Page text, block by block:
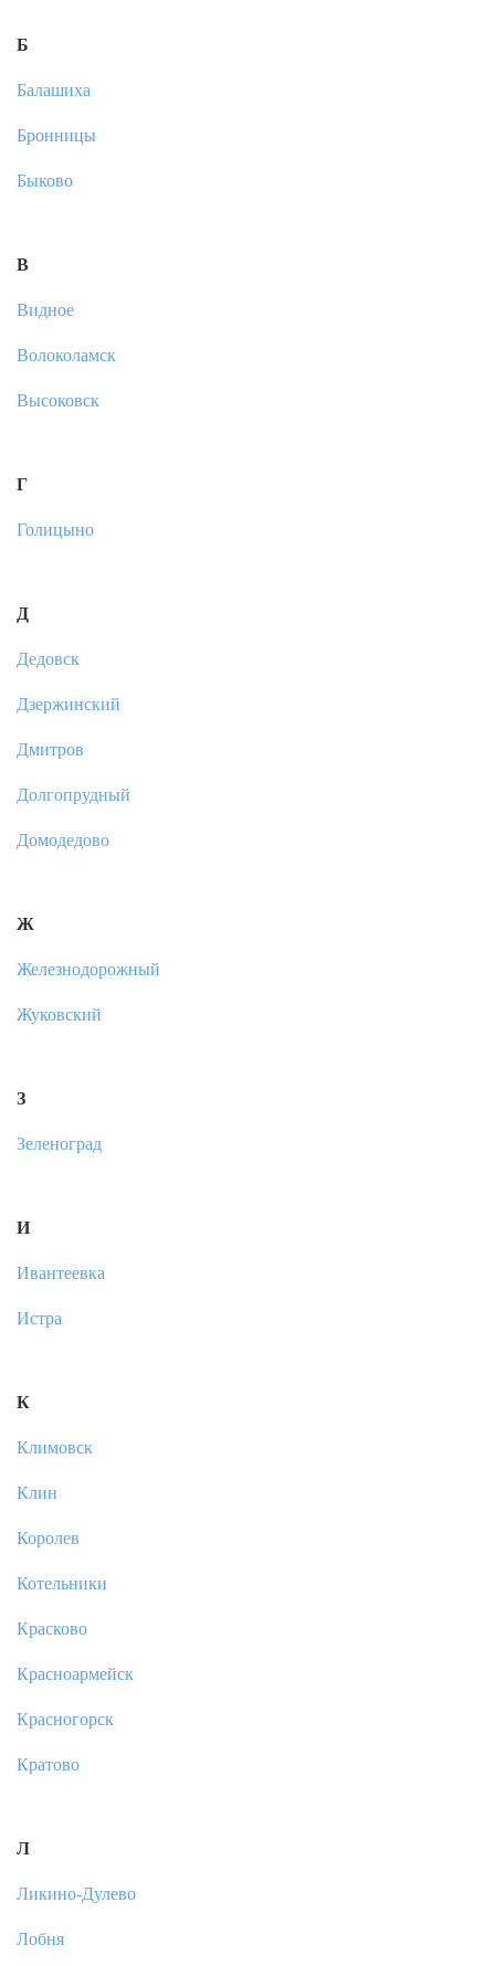
Б
Балашиха
Бронницы
Быково
В
Видное
Волоколамск
Высоковск
Г
Голицыно
Д
Дедовск
Дзержинский
Дмитров
Долгопрудный
Домодедово
Ж
Железнодорожный
Жуковский
З
Зеленоград
И
Ивантеевка
Истра
К
Климовск
Клин
Королев
Котельники
Красково
Красноармейск
Красногорск
Кратово
Л
Ликино-Дулево
Лобня